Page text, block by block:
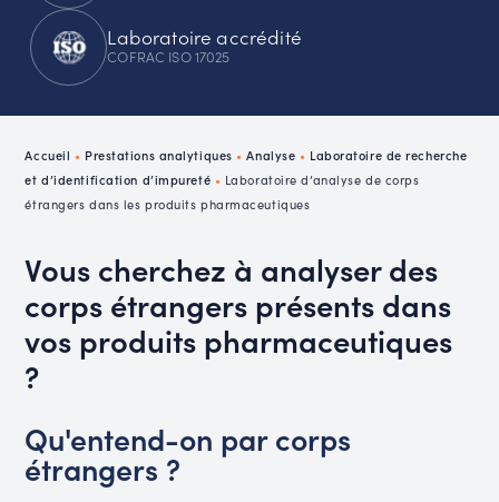
Laboratoire accrédité
COFRAC ISO 17025
Accueil • Prestations analytiques •Analyse • Laboratoire de recherche
et d’identification d’impureté • Laboratoire d’analyse de corps
étrangers dans les produits pharmaceutiques
Vous cherchez à analyser des
corps étrangers présents dans
vos produits pharmaceutiques
?
Qu'entend-on par corps
étrangers ?